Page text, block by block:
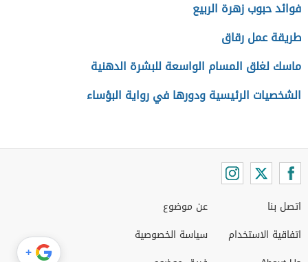
فوائد حبوب زهرة الربيع
طريقة عمل رقاق
ماسك لغلق المسام الواسعة للبشرة الدهنية
الشخصيات الرئيسية ودورها في رواية البؤساء
اتصل بنا
اتفاقية الاستخدام
عن موضوع
سياسة الخصوصية
+